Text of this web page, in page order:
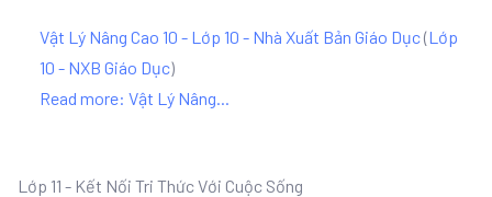
Vật Lý Nâng Cao 10 - Lớp 10 - Nhà Xuất Bản Giáo Dục(Lớp
10 - NXB Giáo Dục)
Read more: Vật Lý Nâng...
Lớp 11 - Kết Nối Tri Thức Với Cuộc Sống